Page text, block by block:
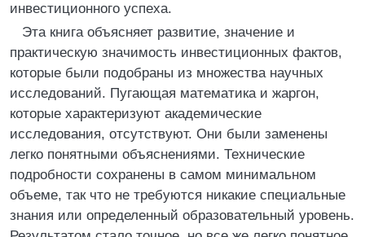
инвестиционного успеха.
Эта книга объясняет развитие, значение и
практическую значимость инвестиционных фактов,
которые были подобраны из множества научных
исследований. Пугающая математика и жаргон,
которые характеризуют академические
исследования, отсутствуют. Они были заменены
легко понятными объяснениями. Технические
подробности сохранены в самом минимальном
объеме, так что не требуются никакие специальные
знания или определенный образовательный уровень.